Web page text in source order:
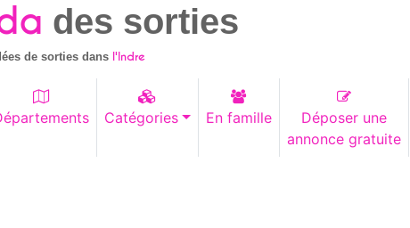
des sorties
de sorties dans l'Indre
Catégories En famille
Déposer une
annonce gratuite